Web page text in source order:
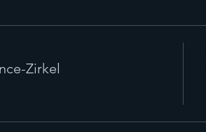
Zirkel